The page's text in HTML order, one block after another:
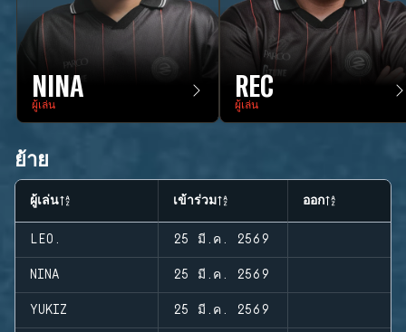
NINA
ผู้เล่น
REC
ผู้เล่น
ย้าย
ผู้เล่น เข้าร่วม ออก
LEO. 25 มี.ค. 2569
NINA 25 มี.ค. 2569
YUKIZ 25 มี.ค. 2569